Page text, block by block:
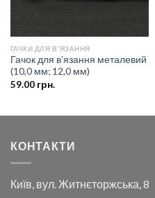
ГАЧКИ ДЛЯ В'ЯЗАННЯ
Гачок для вʼязання металевий
(10,0 мм; 12,0 мм)
59.00грн.
КОНТАКТИ
Київ, вул. Житнєторжська, 8